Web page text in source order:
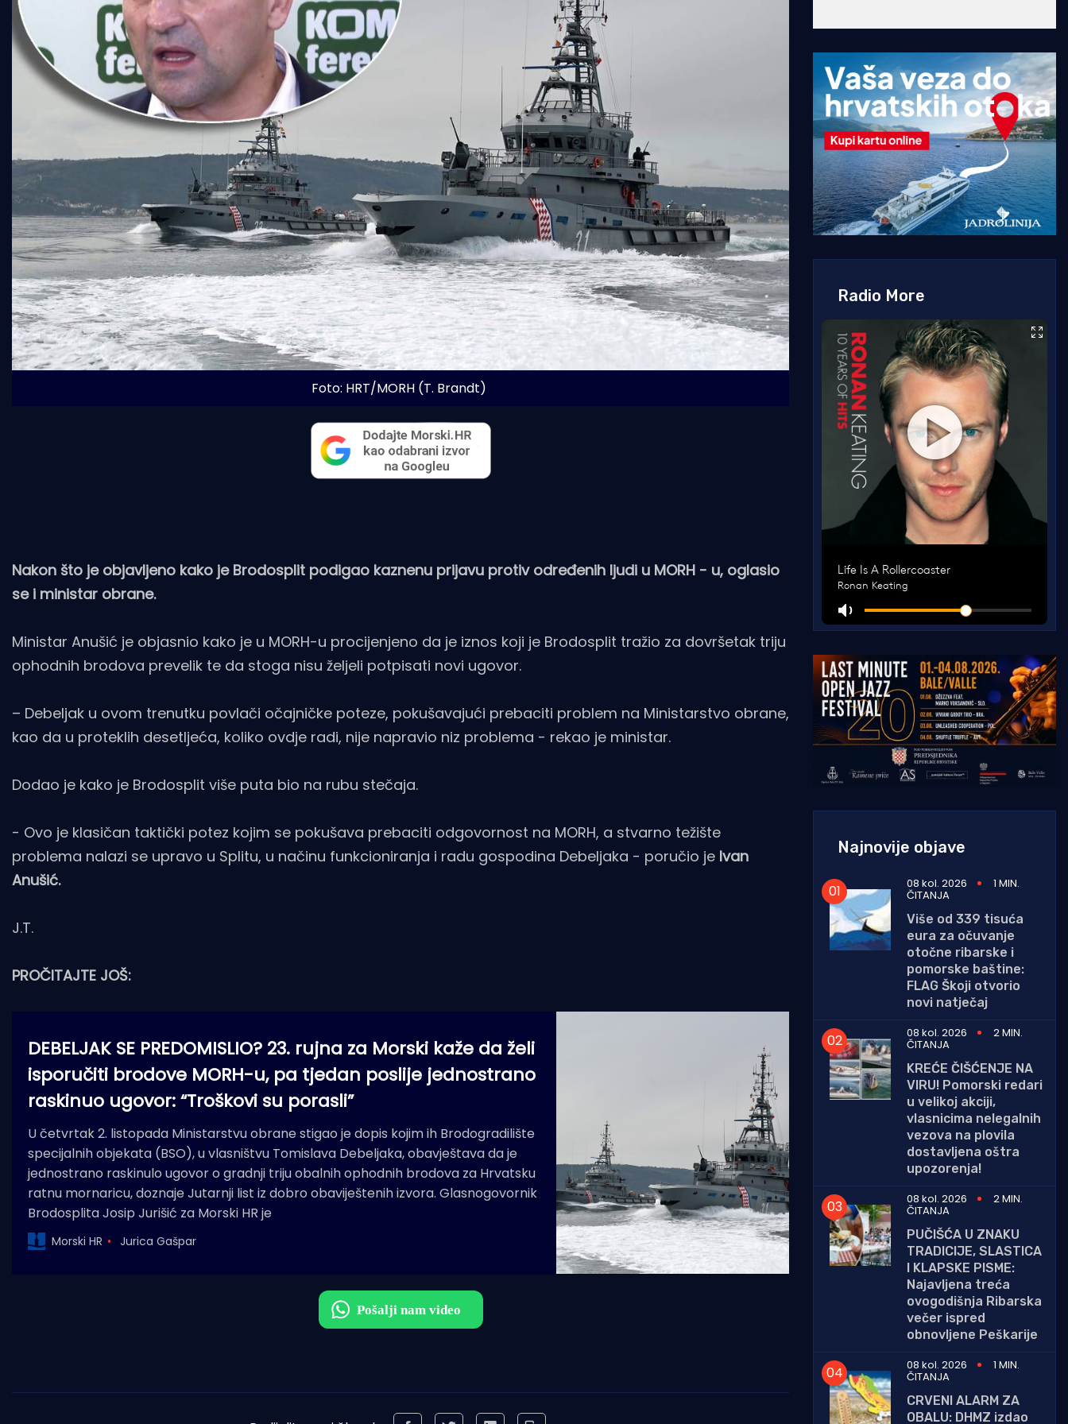
Foto: HRT/MORH (T. Brandt)
Nakon što je objavljeno kako je Brodosplit podigao kaznenu prijavu protiv određenih ljudi u MORH - u, oglasio
se i ministar obrane.
Ministar Anušić je objasnio kako je u MORH-u procijenjeno da je iznos koji je Brodosplit tražio za dovršetak triju
ophodnih brodova prevelik te da stoga nisu željeli potpisati novi ugovor.
– Debeljak u ovom trenutku povlači očajničke poteze, pokušavajući prebaciti problem na Ministarstvo obrane,
kao da u proteklih desetljeća, koliko ovdje radi, nije napravio niz problema - rekao je ministar.
Dodao je kako je Brodosplit više puta bio na rubu stečaja.
- Ovo je klasičan taktički potez kojim se pokušava prebaciti odgovornost na MORH, a stvarno težište
problema nalazi se upravo u Splitu, u načinu funkcioniranja i radu gospodina Debeljaka - poručio je Ivan
Anušić.
J.T.
PROČITAJTE JOŠ:
DEBELJAK SE PREDOMISLIO? 23. rujna za Morski kaže da želi
isporučiti brodove MORH-u, pa tjedan poslije jednostrano
raskinuo ugovor: “Troškovi su porasli”
U četvrtak 2. listopada Ministarstvu obrane stigao je dopis kojim ih Brodogradilište
specijalnih objekata (BSO), u vlasništvu Tomislava Debeljaka, obavještava da je
jednostrano raskinulo ugovor o gradnji triju obalnih ophodnih brodova za Hrvatsku
ratnu mornaricu, doznaje Jutarnji list iz dobro obaviještenih izvora. Glasnogovornik
Brodosplita Josip Jurišić za Morski HR je
Morski HR Jurica Gašpar
Radio More
Najnovije objave
08 kol. 2026 1 MIN.
ČITANJA
Više od 339 tisuća
eura za očuvanje
otočne ribarske i
pomorske baštine:
FLAG Škoji otvorio
novi natječaj
08 kol. 2026
2 MIN.
ČITANJA
KREĆE ČIŠĆENJE NA
VIRU! Pomorski redari
u velikoj akciji,
vlasnicima nelegalnih
vezova na plovila
dostavljena oštra
upozorenja!
08 kol. 2026
2 MIN.
ČITANJA
PUČIŠĆA U ZNAKU
TRADICIJE, SLASTICA
I KLAPSKE PISME:
Najavljena treća
ovogodišnja Ribarska
večer ispred
obnovljene Peškarije
08 kol. 2026
1 MIN.
ČITANJA
CRVENI ALARM ZA
OBALU: DHMZ izdao